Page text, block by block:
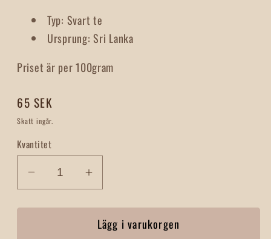
Typ: Svart te
Ursprung: Sri Lanka
Priset är per 100gram
Ordinarie
pris
65 SEK
Skatt ingår.
Kvantitet
Minska
kvantitet
för
Öka
kvantitet
för
Ceylon
Lägg i varukorgen